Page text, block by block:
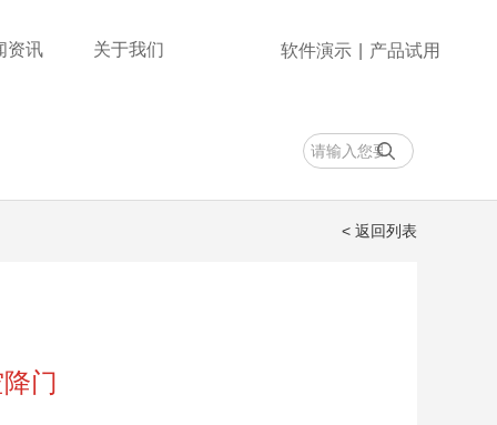
资讯 关于我们 软件演示 产品试用
< 返回列表
门